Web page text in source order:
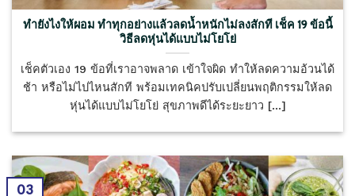
ทำยังไงให้ผอม ทำทุกอย่างแล้วลดน้ำหนักไม่ลงสักที เช็ค 19 ข้อนี้
วิธีลดหุ่นได้แบบไม่โยโย่
เช็คตัวเอง 19 ข้อที่เราอาจพลาด เข้าใจผิด ทำให้ลดความอ้วนได้
ช้า หรือไม่ไปไหนสักที พร้อมเทคนิคปรับเปลี่ยนพฤติกรรมให้ลด
หุ่นได้แบบไม่โยโย่ สุขภาพดีได้ระยะยาว [...]
03